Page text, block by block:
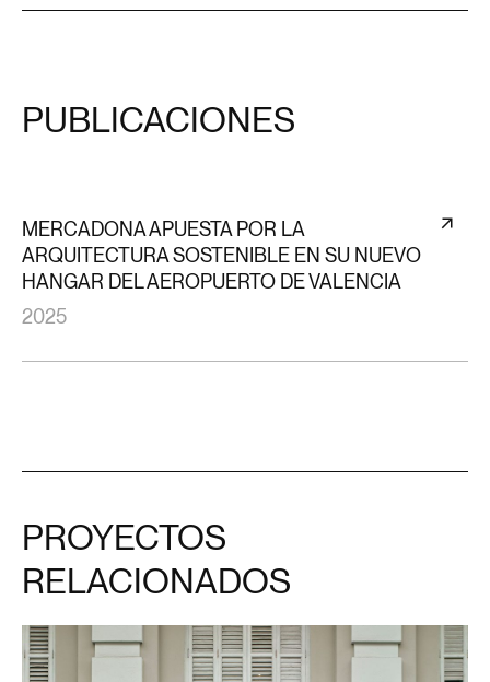
PUBLICACIONES
2025
MERCADONA APUESTA POR LA
ARQUITECTURA SOSTENIBLE EN SU NUEVO
HANGAR DEL AEROPUERTO DE VALENCIA
PROYECTOS
RELACIONADOS